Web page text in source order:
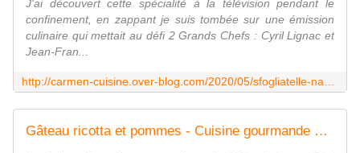
J'ai découvert cette spécialité à la télévision pendant le
confinement, en zappant je suis tombée sur une émission
culinaire qui mettait au défi 2 Grands Chefs : Cyril Lignac et
Jean-Fran...
Gâteau ricotta et pommes - Cuisine gourmande de Carmencita